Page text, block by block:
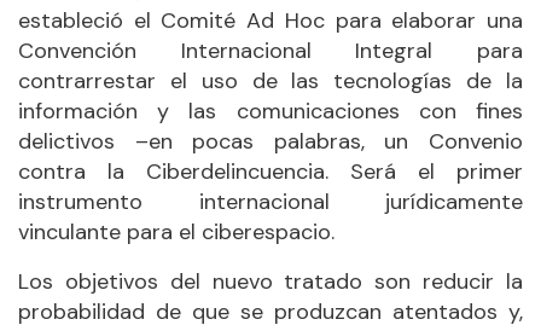
estableció el Comité Ad Hoc para elaborar una
Convención Internacional Integral para
contrarrestar el uso de las tecnologías de la
información y las comunicaciones con fines
delictivos –en pocas palabras, un Convenio
contra la Ciberdelincuencia. Será el primer
instrumento internacional jurídicamente
vinculante para el ciberespacio.
Los objetivos del nuevo tratado son reducir la
probabilidad de que se produzcan atentados y,